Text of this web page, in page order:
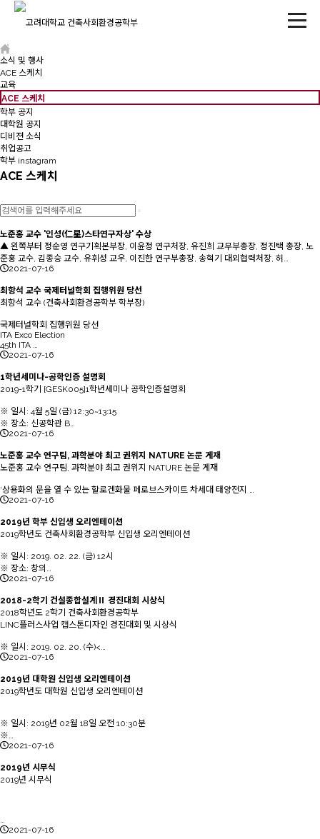
소식 및 행사
ACE 스케치
교육
ACE 스케치
학부 공지
대학원 공지
디비젼 소식
취업공고
학부 instagram
ACE 스케치
노준홍 교수 '인성(仁星)스타연구자상' 수상
▲ 왼쪽부터 정순영 연구기획본부장, 이윤정 연구처장, 유진희 교무부총장, 정진택 총장, 노
준홍 교수, 김종승 교수, 유휘성 교우, 이진한 연구부총장, 송혁기 대외협력처장, 허…
2021-07-16
최항석 교수 국제터널학회 집행위원 당선
최항석 교수 (건축사회환경공학부 학부장)
국제터널학회 집행위원 당선
ITA Exco Election
45th ITA …
2021-07-16
1학년세미나-공학인증 설명회
2019-1학기 [GESK005]1학년세미나 공학인증설명회
※ 일시: 4월 5일 (금) 12:30~13:15
※ 장소: 신공학관 B…
2021-07-16
노준홍 교수 연구팀, 과학분야 최고 권위지 NATURE 논문 게재
노준홍 교수 연구팀, 과학분야 최고 권위지 NATURE 논문 게재
‘상용화의 문을 열 수 있는 할로겐화물 페로브스카이트 차세대 태양전지 …
2021-07-16
2019년 학부 신입생 오리엔테이션
2019학년도 건축사회환경공학부 신입생 오리엔테이션
※ 일시: 2019. 02. 22. (금) 12시
※ 장소: 창의…
2021-07-16
2018-2학기 건설종합설계Ⅱ 경진대회 시상식
2018학년도 2학기 건축사회환경공학부
LINC플러스사업 캡스톤디자인 경진대회 및 시상식
※ 일시: 2019. 02. 20. (수)<…
2021-07-16
2019년 대학원 신입생 오리엔테이션
2019학년도 대학원 신입생 오리엔테이션
※ 일시: 2019년 02월 18일 오전 10:30분
※…
2021-07-16
2019년 시무식
2019년 시무식
…
2021-07-16